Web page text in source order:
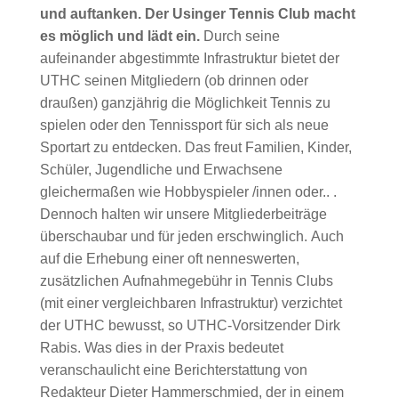
und auftanken. Der Usinger Tennis Club macht
es möglich und lädt ein. Durch seine
aufeinander abgestimmte Infrastruktur bietet der
UTHC seinen Mitgliedern (ob drinnen oder
draußen) ganzjährig die Möglichkeit Tennis zu
spielen oder den Tennissport für sich als neue
Sportart zu entdecken. Das freut Familien, Kinder,
Schüler, Jugendliche und Erwachsene
gleichermaßen wie Hobbyspieler /innen oder.. .
Dennoch halten wir unsere Mitgliederbeiträge
überschaubar und für jeden erschwinglich. Auch
auf die Erhebung einer oft nenneswerten,
zusätzlichen Aufnahmegebühr in Tennis Clubs
(mit einer vergleichbaren Infrastruktur) verzichtet
der UTHC bewusst, so UTHC-Vorsitzender Dirk
Rabis. Was dies in der Praxis bedeutet
veranschaulicht eine Berichterstattung von
Redakteur Dieter Hammerschmied, der in einem